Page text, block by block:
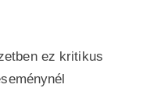
ez kritikus